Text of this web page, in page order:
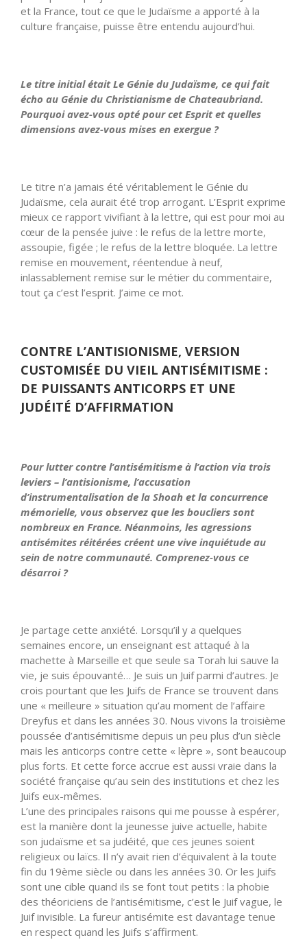
et la France, tout ce que le Judaïsme a apporté à la
culture française, puisse être entendu aujourd’hui.
Le titre initial était Le Génie du Judaïsme, ce qui fait
écho au Génie du Christianisme de Chateaubriand.
Pourquoi avez-vous opté pour cet Esprit et quelles
dimensions avez-vous mises en exergue ?
Le titre n’a jamais été véritablement le Génie du
Judaïsme, cela aurait été trop arrogant. L’Esprit exprime
mieux ce rapport vivifiant à la lettre, qui est pour moi au
cœur de la pensée juive : le refus de la lettre morte,
assoupie, figée ; le refus de la lettre bloquée. La lettre
remise en mouvement, réentendue à neuf,
inlassablement remise sur le métier du commentaire,
tout ça c’est l’esprit. J’aime ce mot.
CONTRE L’ANTISIONISME, VERSION
CUSTOMISÉE DU VIEIL ANTISÉMITISME :
DE PUISSANTS ANTICORPS ET UNE
JUDÉITÉ D’AFFIRMATION
Pour lutter contre l’antisémitisme à l’action via trois
leviers – l’antisionisme, l’accusation
d’instrumentalisation de la Shoah et la concurrence
mémorielle, vous observez que les boucliers sont
nombreux en France. Néanmoins, les agressions
antisémites réitérées créent une vive inquiétude au
sein de notre communauté. Comprenez-vous ce
désarroi ?
Je partage cette anxiété. Lorsqu’il y a quelques
semaines encore, un enseignant est attaqué à la
machette à Marseille et que seule sa Torah lui sauve la
vie, je suis épouvanté… Je suis un Juif parmi d’autres. Je
crois pourtant que les Juifs de France se trouvent dans
une « meilleure » situation qu’au moment de l’affaire
Dreyfus et dans les années 30. Nous vivons la troisième
poussée d’antisémitisme depuis un peu plus d’un siècle
mais les anticorps contre cette « lèpre », sont beaucoup
plus forts. Et cette force accrue est aussi vraie dans la
société française qu’au sein des institutions et chez les
Juifs eux-mêmes.
L’une des principales raisons qui me pousse à espérer,
est la manière dont la jeunesse juive actuelle, habite
son judaïsme et sa judéité, que ces jeunes soient
religieux ou laïcs. Il n’y avait rien d’équivalent à la toute
fin du 19ème siècle ou dans les années 30. Or les Juifs
sont une cible quand ils se font tout petits : la phobie
des théoriciens de l’antisémitisme, c’est le Juif vague, le
Juif invisible. La fureur antisémite est davantage tenue
en respect quand les Juifs s’affirment.